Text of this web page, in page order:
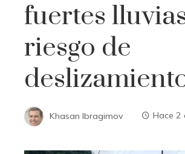
fuertes
riesgo de
Khasan Ibragimov Hace 2